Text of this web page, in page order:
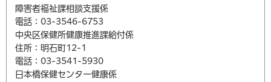
障害者福祉課相談支援係
電話：03-3546-6753
中央区保健所健康推進課給付係
住所：明石町12-1
電話：03-3541-5930
日本橋保健センター健康係